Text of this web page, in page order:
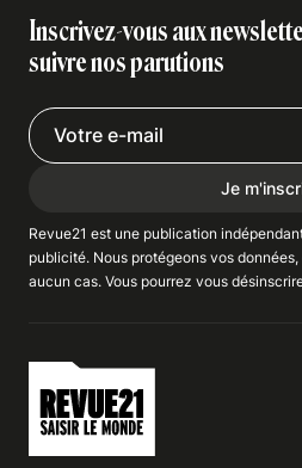
Inscrivez-vous aux
suivre nos parutions
Je
Revue21 est une publication
publicité. Nous protégeons vos
aucun cas. Vous pourrez vous